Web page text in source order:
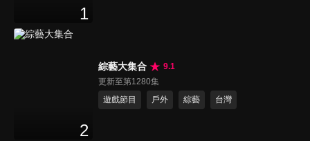
1
2
綜藝大集合
9.1
更新至第1280集
遊戲節目
戶外 綜藝 台灣